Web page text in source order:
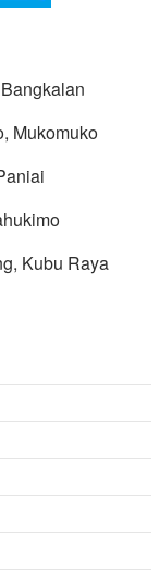
Mukomuko
Kubu Raya